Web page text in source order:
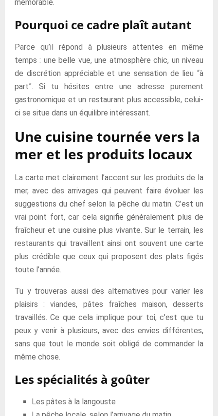
mémorable.
Pourquoi ce cadre plaît autant
Parce qu’il répond à plusieurs attentes en même
temps : une belle vue, une atmosphère chic, un niveau
de discrétion appréciable et une sensation de lieu “à
part”. Si tu hésites entre une adresse purement
gastronomique et un restaurant plus accessible, celui-
ci se situe dans un équilibre intéressant.
Une cuisine tournée vers la
mer et les produits locaux
La carte met clairement l’accent sur les produits de la
mer, avec des arrivages qui peuvent faire évoluer les
suggestions du chef selon la pêche du matin. C’est un
vrai point fort, car cela signifie généralement plus de
fraîcheur et une cuisine plus vivante. Sur le terrain, les
restaurants qui travaillent ainsi ont souvent une carte
plus crédible que ceux qui proposent des plats figés
toute l’année.
Tu y trouveras aussi des alternatives pour varier les
plaisirs : viandes, pâtes fraîches maison, desserts
travaillés. Ce que cela implique pour toi, c’est que tu
peux y venir à plusieurs, avec des envies différentes,
sans que tout le monde soit obligé de commander la
même chose.
Les spécialités à goûter
Les pâtes à la langouste